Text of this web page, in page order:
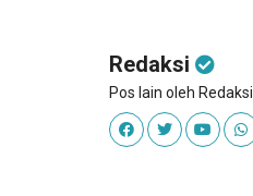
Redaksi
Pos lain oleh Redaksi